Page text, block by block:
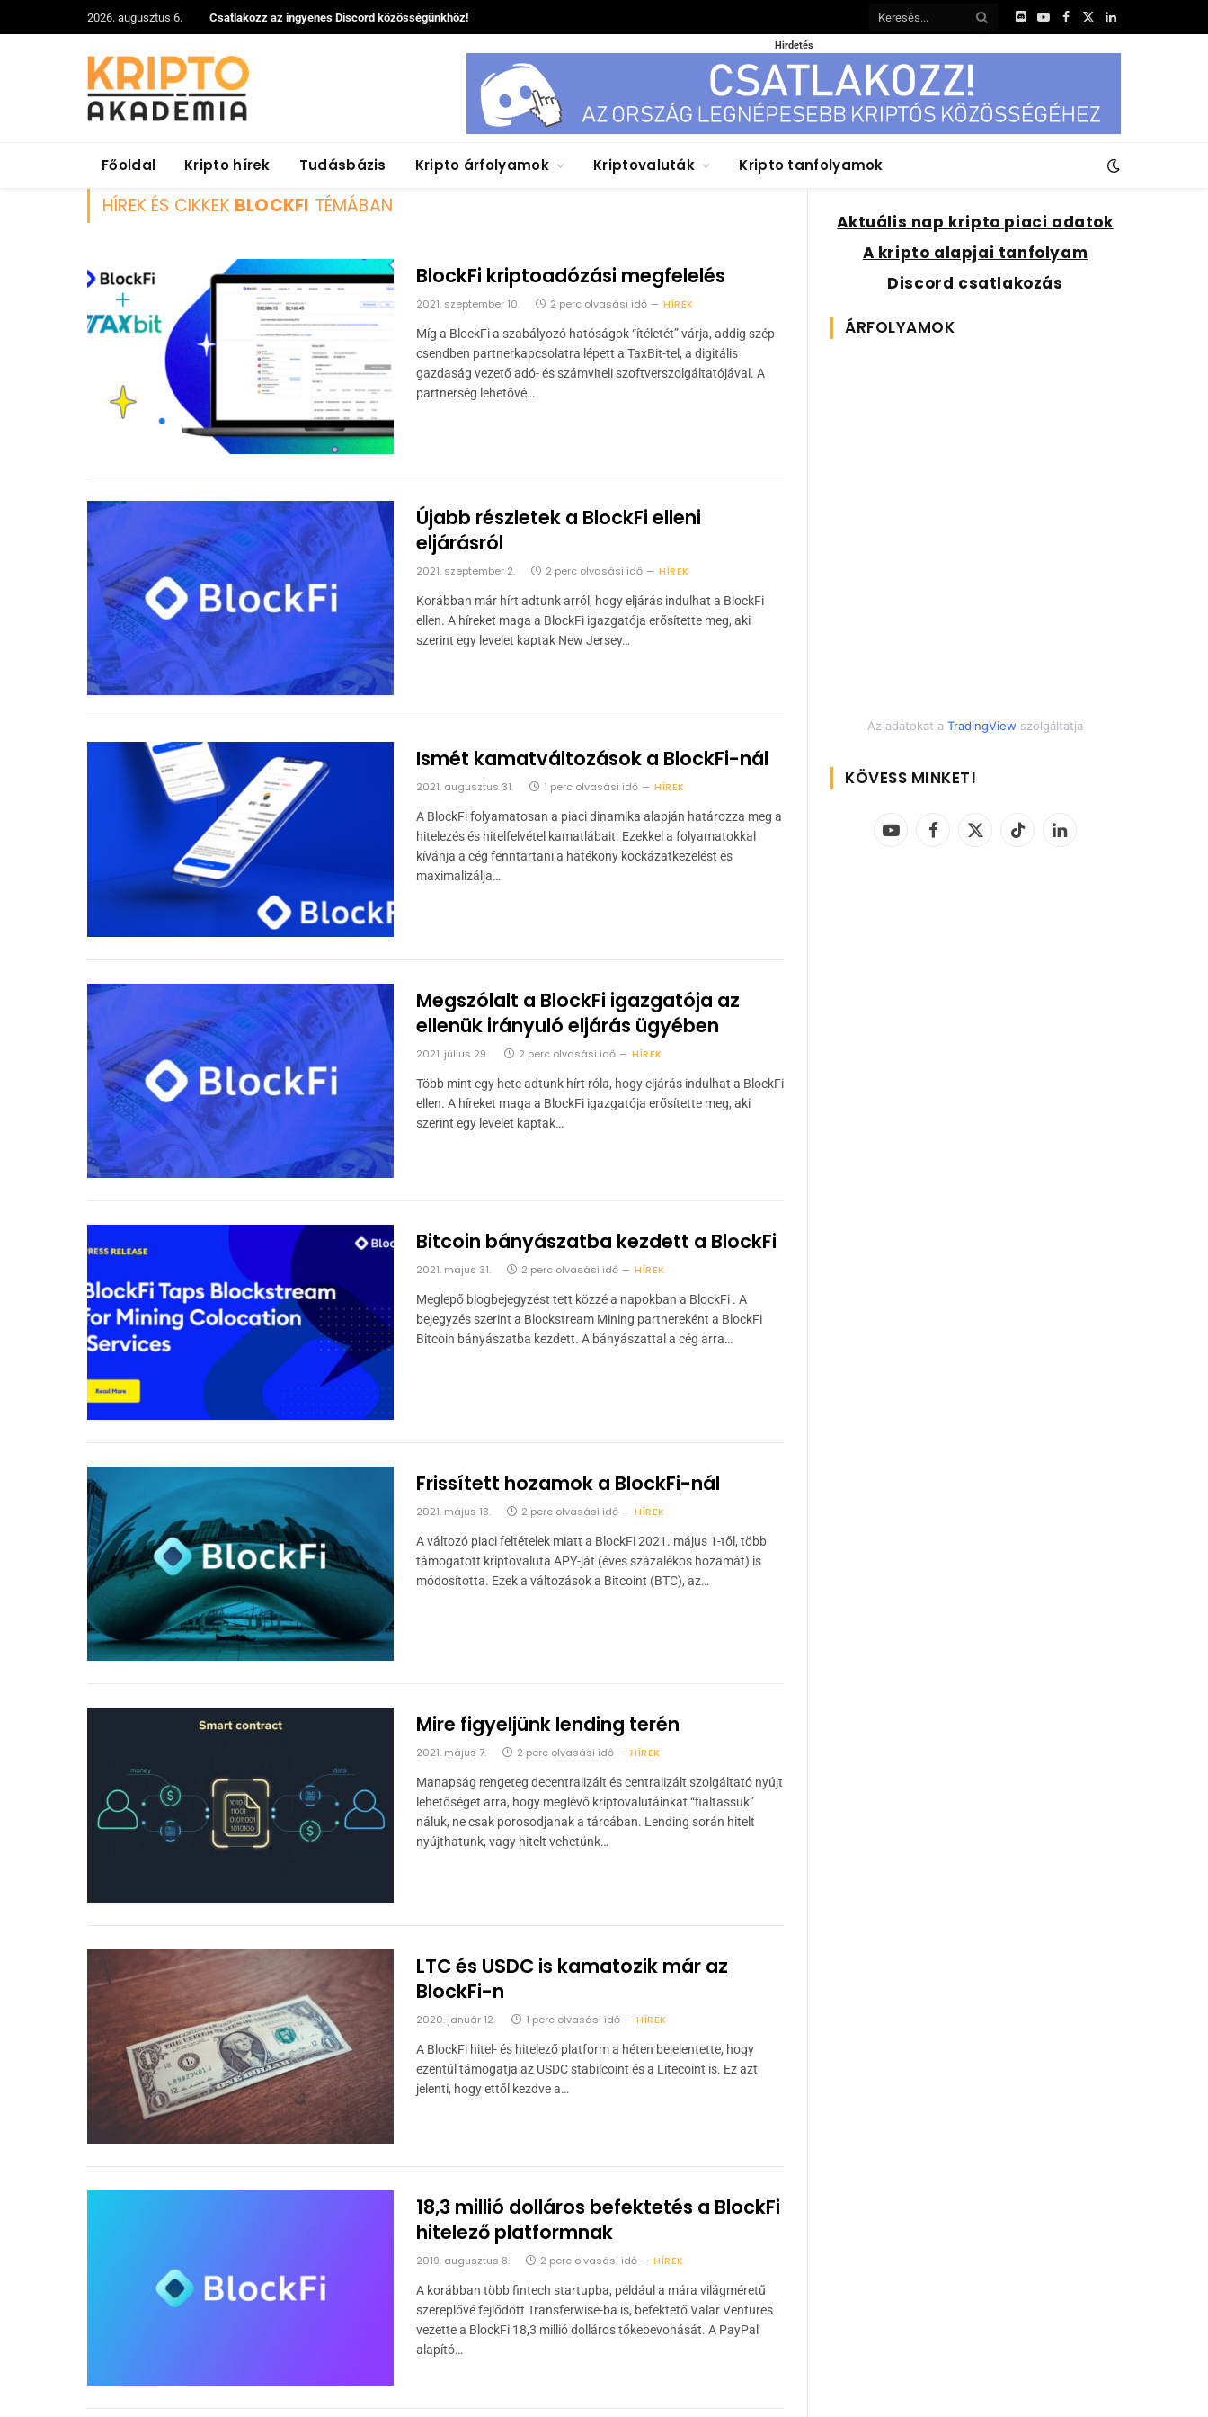
2026. augusztus 6. Csatlakozz az ingyenes Discord közösségünkhöz!
DiscordYouTube
Facebook
X
LinkedIn
Hirdetés
Főoldal Kripto hírek Tudásbázis Kripto árfolyamok Kriptovaluták Kripto tanfolyamok
HÍREK ÉS CIKKEK BLOCKFI TÉMÁBAN
BlockFi kriptoadózási megfelelés
2021. szeptember 10. 2 perc olvasási idő HÍREK
Míg a BlockFi a szabályozó hatóságok “ítéletét” várja, addig szép
csendben partnerkapcsolatra lépett a TaxBit-tel, a digitális
gazdaság vezető adó- és számviteli szoftverszolgáltatójával. A
partnerség lehetővé…
Újabb részletek a BlockFi elleni
eljárásról
2021. szeptember 2. 2 perc olvasási idő HÍREK
Korábban már hírt adtunk arról, hogy eljárás indulhat a BlockFi
ellen. A híreket maga a BlockFi igazgatója erősítette meg, aki
szerint egy levelet kaptak New Jersey…
Ismét kamatváltozások a BlockFi-nál
2021. augusztus 31. 1 perc olvasási idő HÍREK
A BlockFi folyamatosan a piaci dinamika alapján határozza meg a
hitelezés és hitelfelvétel kamatlábait. Ezekkel a folyamatokkal
kívánja a cég fenntartani a hatékony kockázatkezelést és
maximalizálja…
Megszólalt a BlockFi igazgatója az
ellenük irányuló eljárás ügyében
2021. július 29. 2 perc olvasási idő HÍREK
Több mint egy hete adtunk hírt róla, hogy eljárás indulhat a BlockFi
ellen. A híreket maga a BlockFi igazgatója erősítette meg, aki
szerint egy levelet kaptak…
Bitcoin bányászatba kezdett a BlockFi
2021. május 31. 2 perc olvasási idő HÍREK
Meglepő blogbejegyzést tett közzé a napokban a BlockFi . A
bejegyzés szerint a Blockstream Mining partnereként a BlockFi
Bitcoin bányászatba kezdett. A bányászattal a cég arra…
Frissített hozamok a BlockFi-nál
2021. május 13. 2 perc olvasási idő HÍREK
A változó piaci feltételek miatt a BlockFi 2021. május 1-től, több
támogatott kriptovaluta APY-ját (éves százalékos hozamát) is
módosította. Ezek a változások a Bitcoint (BTC), az…
Mire figyeljünk lending terén
2021. május 7. 2 perc olvasási idő HÍREK
Manapság rengeteg decentralizált és centralizált szolgáltató nyújt
lehetőséget arra, hogy meglévő kriptovalutáinkat “fialtassuk”
náluk, ne csak porosodjanak a tárcában. Lending során hitelt
nyújthatunk, vagy hitelt vehetünk…
LTC és USDC is kamatozik már az
BlockFi-n
2020. január 12. 1 perc olvasási idő HÍREK
A BlockFi hitel- és hitelező platform a héten bejelentette, hogy
ezentúl támogatja az USDC stabilcoint és a Litecoint is. Ez azt
jelenti, hogy ettől kezdve a…
18,3 millió dolláros befektetés a BlockFi
hitelező platformnak
2019. augusztus 8. 2 perc olvasási idő HÍREK
A korábban több fintech startupba, például a mára világméretű
szereplővé fejlődött Transferwise-ba is, befektető Valar Ventures
vezette a BlockFi 18,3 millió dolláros tőkebevonását. A PayPal
alapító…
Aktuális nap kripto piaci adatok
A kripto alapjai tanfolyam
Discord csatlakozás
ÁRFOLYAMOK
Az adatokat a TradingView szolgáltatja
KÖVESS MINKET!
YouTubeFacebook
X
TikTok LinkedIn